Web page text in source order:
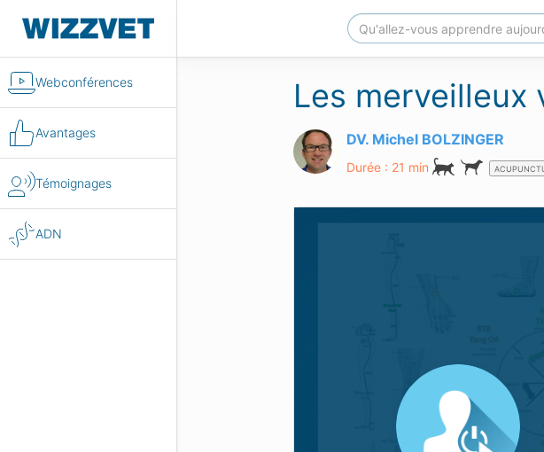
Webconférences
Avantages
Témoignages
ADN
Les merveilleux
DV. Michel BOLZINGER
Durée : 21 min